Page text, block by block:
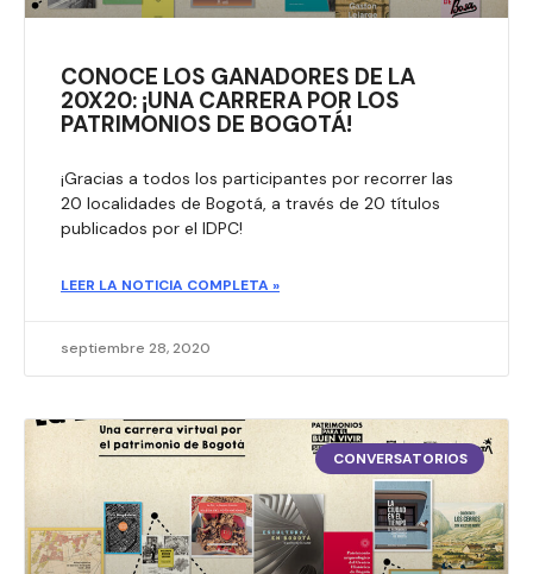
CONOCE LOS GANADORES DE LA
20X20: ¡UNA CARRERA POR LOS
PATRIMONIOS DE BOGOTÁ!
¡Gracias a todos los participantes por recorrer las
20 localidades de Bogotá, a través de 20 títulos
publicados por el IDPC!​
LEER LA NOTICIA COMPLETA »
septiembre 28, 2020
CONVERSATORIOS